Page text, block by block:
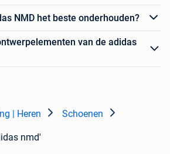
NMD het beste onderhouden?
van de adidas
| Heren Schoenen
nmd'